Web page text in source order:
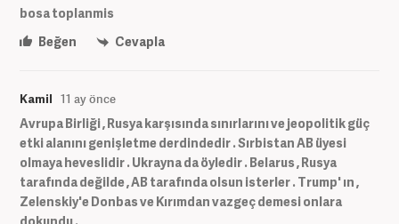
bosa toplanmis
Beğen
Cevapla
Kamil 11 ay önce
Avrupa Birliği , Rusya karşısında sınırlarını ve jeopolitik güç
etki alanını genişletme derdindedir . Sırbistan AB üyesi
olmaya heveslidir . Ukrayna da öyledir . Belarus , Rusya
tarafında değilde , AB tarafında olsun isterler . Trump' ın ,
Zelenskiy'e Donbas ve Kırımdan vazgeç demesi onlara